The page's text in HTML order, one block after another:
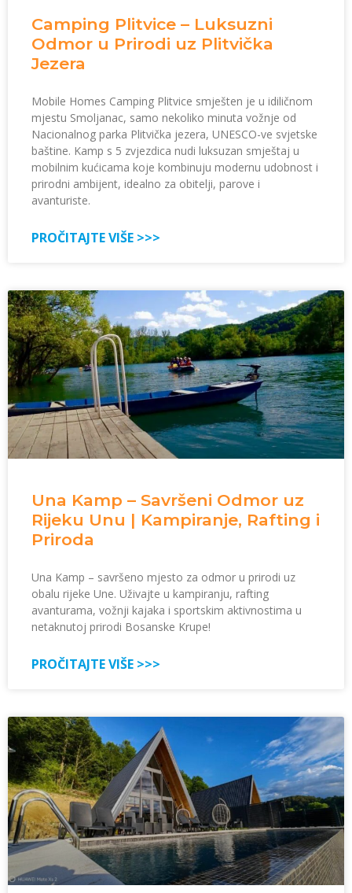
Camping Plitvice – Luksuzni
Odmor u Prirodi uz Plitvička
Jezera
Mobile Homes Camping Plitvice smješten je u idiličnom
mjestu Smoljanac, samo nekoliko minuta vožnje od
Nacionalnog parka Plitvička jezera, UNESCO-ve svjetske
baštine. Kamp s 5 zvjezdica nudi luksuzan smještaj u
mobilnim kućicama koje kombinuju modernu udobnost i
prirodni ambijent, idealno za obitelji, parove i
avanturiste.
PROČITAJTE VIŠE >>>
Una Kamp – Savršeni Odmor uz
Rijeku Unu | Kampiranje, Rafting i
Priroda
Una Kamp – savršeno mjesto za odmor u prirodi uz
obalu rijeke Une. Uživajte u kampiranju, rafting
avanturama, vožnji kajaka i sportskim aktivnostima u
netaknutoj prirodi Bosanske Krupe!
PROČITAJTE VIŠE >>>